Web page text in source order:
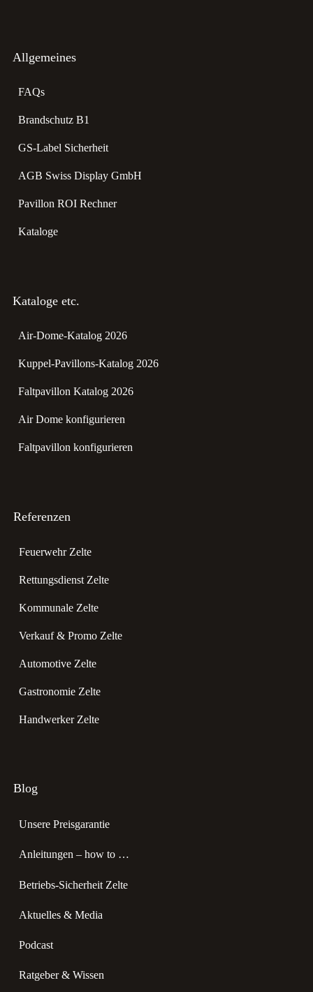
Allgemeines
FAQs
Brandschutz B1
GS-Label Sicherheit
AGB Swiss Display GmbH
Pavillon ROI Rechner
Kataloge
Kataloge etc.
Air-Dome-Katalog 2026
Kuppel-Pavillons-Katalog 2026
Faltpavillon Katalog 2026
Air Dome konfigurieren
Faltpavillon konfigurieren
Referenzen
Feuerwehr Zelte
Rettungsdienst Zelte
Kommunale Zelte
Verkauf & Promo Zelte
Automotive Zelte
Gastronomie Zelte
Handwerker Zelte
Blog
Unsere Preisgarantie
Anleitungen – how to …
Betriebs-Sicherheit Zelte
Aktuelles & Media
Podcast
Ratgeber & Wissen